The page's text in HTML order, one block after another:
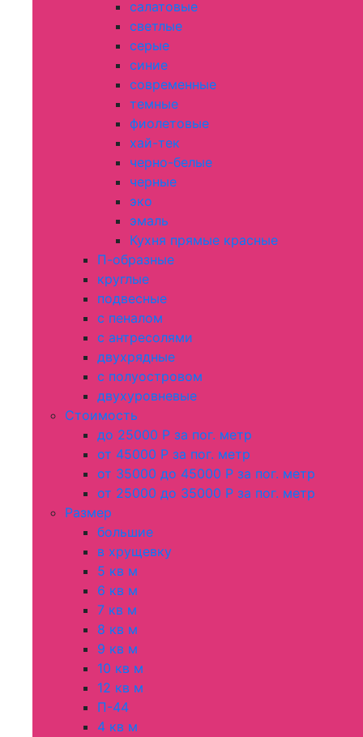
салатовые
светлые
серые
синие
современные
темные
фиолетовые
хай-тек
черно-белые
черные
эко
эмаль
Кухня прямые красные
П-образные
круглые
подвесные
с пеналом
с антресолями
двухрядные
с полуостровом
двухуровневые
Стоимость
до 25000 Р за пог. метр
от 45000 Р за пог. метр
от 35000 до 45000 Р за пог. метр
от 25000 до 35000 Р за пог. метр
Размер
большие
в хрущевку
5 кв м
6 кв м
7 кв м
8 кв м
9 кв м
10 кв м
12 кв м
П-44
4 кв м